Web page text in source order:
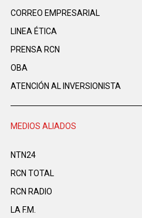
CORREO EMPRESARIAL
LINEA ÉTICA
PRENSA RCN
OBA
ATENCIÓN AL INVERSIONISTA
MEDIOS ALIADOS
NTN24
RCN TOTAL
RCN RADIO
LA F.M.